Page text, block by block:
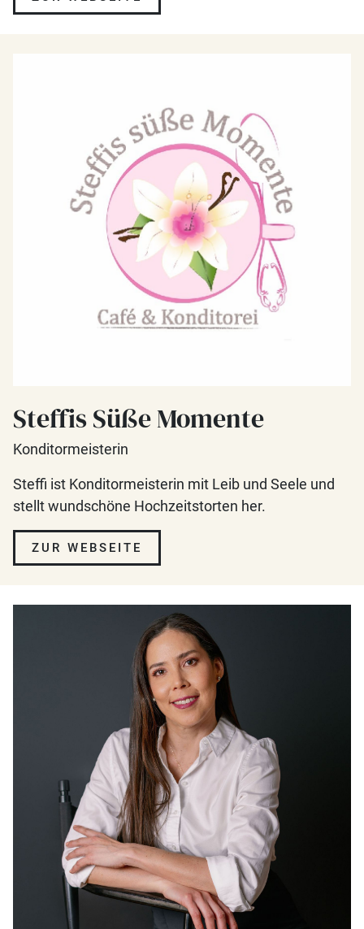
Steffis Süße Momente
Konditormeisterin
Steffi ist Konditormeisterin mit Leib und Seele und
stellt wundschöne Hochzeitstorten her.
ZUR WEBSEITE